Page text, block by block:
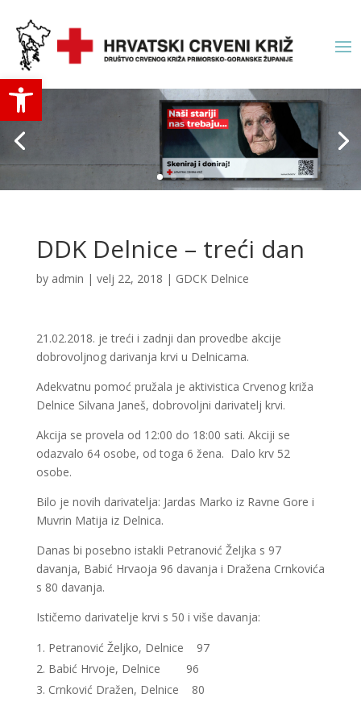
Open toolbar
DDK Delnice – treći dan
by admin | velj 22, 2018 | GDCK Delnice
21.02.2018. je treći i zadnji dan provedbe akcije
dobrovoljnog darivanja krvi u Delnicama.
Adekvatnu pomoć pružala je aktivistica Crvenog križa
Delnice Silvana Janeš, dobrovoljni darivatelj krvi.
Akcija se provela od 12:00 do 18:00 sati. Akciji se
odazvalo 64 osobe, od toga 6 žena. Dalo krv 52
osobe.
Bilo je novih darivatelja: Jardas Marko iz Ravne Gore i
Muvrin Matija iz Delnica.
Danas bi posebno istakli Petranović Željka s 97
davanja, Babić Hrvaoja 96 davanja i Dražena Crnkovića
s 80 davanja.
Ističemo darivatelje krvi s 50 i više davanja:
Petranović Željko, Delnice 97
Babić Hrvoje, Delnice 96
Crnković Dražen, Delnice 80